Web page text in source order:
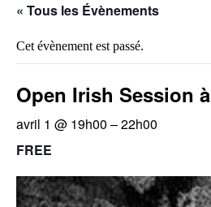
« Tous les Évènements
Cet évènement est passé.
Open Irish Session
avril 1 @ 19h00 –22h00
FREE